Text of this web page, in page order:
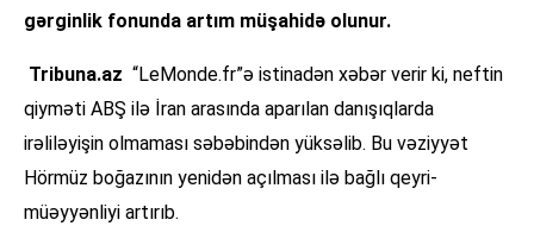
gərginlik fonunda artım müşahidə olunur.
Tribuna.az “LeMonde.fr”ə istinadən xəbər verir ki, neftin
qiyməti ABŞ ilə İran arasında aparılan danışıqlarda
irəliləyişin olmaması səbəbindən yüksəlib. Bu vəziyyət
Hörmüz boğazının yenidən açılması ilə bağlı qeyri-
müəyyənliyi artırıb.